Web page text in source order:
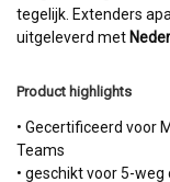
tegelijk. Extenders
uitgeleverd met
Product highlights
• Gecertificeerd voor
Teams
• geschikt voor 5-